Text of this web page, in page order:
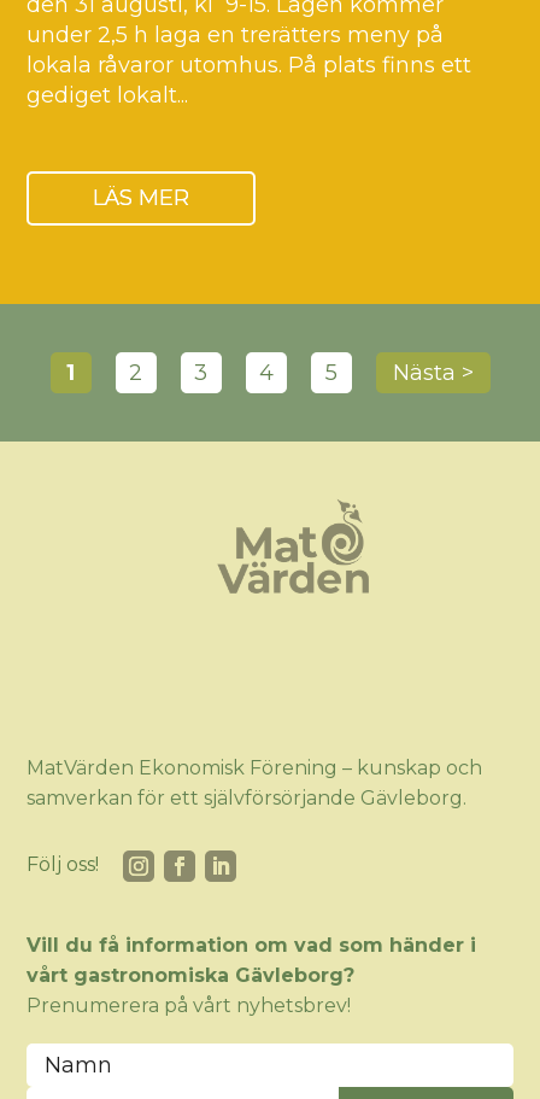
under 2,5 h laga en trerätters meny på
lokala råvaror utomhus. På plats finns ett
gediget lokalt...
LÄS MER
1 2 3 4 5 Nästa >
MatVärden Ekonomisk Förening – kunskap och
samverkan för ett självförsörjande Gävleborg.
Följ oss!
Vill du få information om vad som händer i
vårt gastronomiska Gävleborg?
Prenumerera på vårt nyhetsbrev!